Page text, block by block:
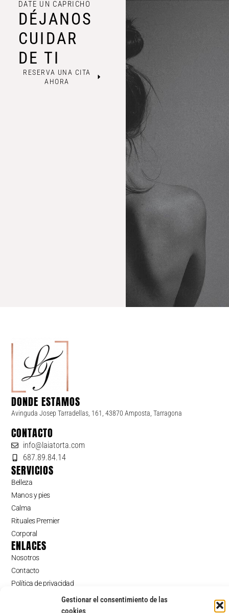
Gestionar el consentimiento de las
cookies
DATE UN CAPRICHO
DÉJANOS
CUIDAR
DE TI
RESERVA UNA CITA
AHORA
DONDE ESTAMOS
Avinguda Josep Tarradellas, 161, 43870 Amposta, Tarragona
CONTACTO
info@laiatorta.com
687.89.84.14
SERVICIOS
Belleza
Manos y pies
Calma
Rituales Premier
Corporal
ENLACES
Nosotros
Contacto
Política de privacidad
Política de cookies (UE)